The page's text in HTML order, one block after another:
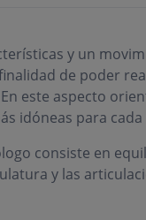
y un
de poder
este aspecto
idóneas para
consiste en
y las